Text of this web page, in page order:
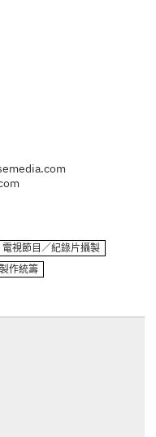
電視節目／紀錄片攝製
製作統籌